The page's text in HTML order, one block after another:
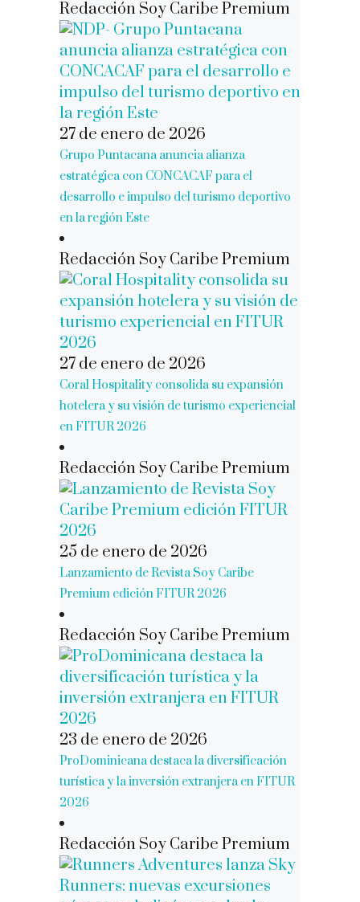
Redacción Soy Caribe Premium
27 de enero de 2026
Grupo Puntacana anuncia alianza
estratégica con CONCACAF para el
desarrollo e impulso del turismo deportivo
en la región Este
Redacción Soy Caribe Premium
27 de enero de 2026
Coral Hospitality consolida su expansión
hotelera y su visión de turismo experiencial
en FITUR 2026
Redacción Soy Caribe Premium
25 de enero de 2026
Lanzamiento de Revista Soy Caribe
Premium edición FITUR 2026
Redacción Soy Caribe Premium
23 de enero de 2026
ProDominicana destaca la diversificación
turística y la inversión extranjera en FITUR
2026
Redacción Soy Caribe Premium